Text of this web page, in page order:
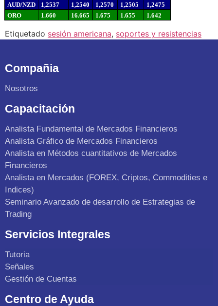
AUD/NZD
1,2537 1,2540 1,2570 1,2505
1,2475
ORO
1.660 16.665 1.675 1.655 1.642
Etiquetado sesión americana, soportes y resistencias
Compañia
Nosotros
Capacitación
Analista Fundamental de Mercados Financieros
Analista Gráfico de Mercados Financieros
Analista en Métodos cuantitativos de Mercados
Financieros
Analista en Mercados (FOREX, Criptos, Commodities e
Indices)
Seminario Avanzado de desarrollo de Estrategias de
Trading
Servicios Integrales
Tutoria
Señales
Gestión de Cuentas
Centro de Ayuda